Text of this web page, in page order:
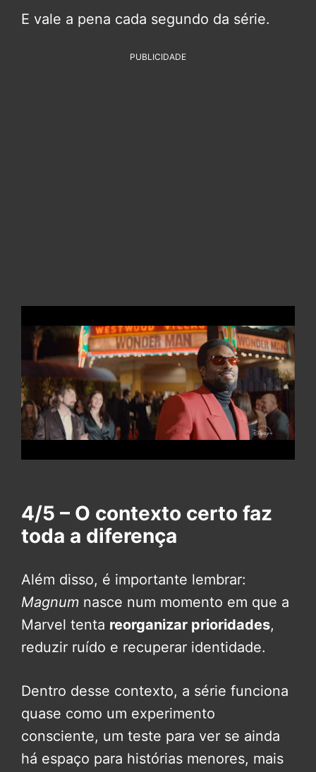
E vale a pena cada segundo da série.
PUBLICIDADE
4/5 – O contexto certo faz
toda a diferença
Além disso, é importante lembrar:
Magnum nasce num momento em que a
Marvel tenta reorganizar prioridades,
reduzir ruído e recuperar identidade.
Dentro desse contexto, a série funciona
quase como um experimento
consciente, um teste para ver se ainda
há espaço para histórias menores, mais